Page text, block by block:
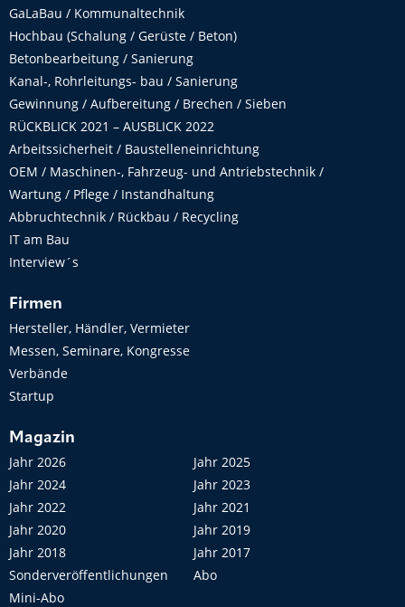
GaLaBau / Kommunaltechnik
Hochbau (Schalung / Gerüste / Beton)
Betonbearbeitung / Sanierung
Kanal-, Rohrleitungs- bau / Sanierung
Gewinnung / Aufbereitung / Brechen / Sieben
RÜCKBLICK 2021 – AUSBLICK 2022
Arbeitssicherheit / Baustelleneinrichtung
OEM / Maschinen-, Fahrzeug- und Antriebstechnik /
Wartung / Pflege / Instandhaltung
Abbruchtechnik / Rückbau / Recycling
IT am Bau
Interview´s
Firmen
Hersteller, Händler, Vermieter
Messen, Seminare, Kongresse
Verbände
Startup
Magazin
Jahr 2026
Jahr 2025
Jahr 2024
Jahr 2023
Jahr 2022
Jahr 2021
Jahr 2020
Jahr 2019
Jahr 2018
Jahr 2017
Sonderveröffentlichungen
Abo
Mini-Abo